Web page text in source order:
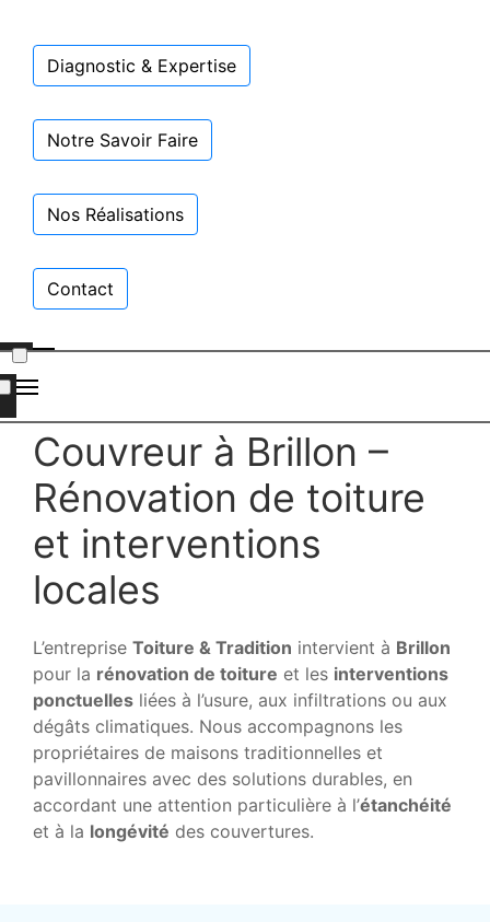
Diagnostic & Expertise
Notre Savoir Faire
Nos Réalisations
Contact
Couvreur à Brillon –
Rénovation de toiture
et interventions
locales
L’entreprise Toiture & Tradition intervient à Brillon
pour la rénovation de toiture et les interventions
ponctuelles liées à l’usure, aux infiltrations ou aux
dégâts climatiques. Nous accompagnons les
propriétaires de maisons traditionnelles et
pavillonnaires avec des solutions durables, en
accordant une attention particulière à l’étanchéité
et à la longévité des couvertures.